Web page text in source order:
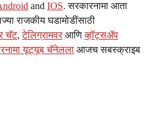
and IOS. सरकारनामा आता
राजकीय घडामोडींसाठी
चॅट,टेलिग्रामवर आणिव्हॉट्सॲप
यूट्यूब चॅनेलला आजच सबस्क्राइब